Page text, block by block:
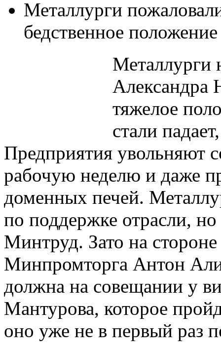
Металлурги
бедственное
Металлурги
Александра
тяжелое
стали
Предприятия увольняют
рабочую неделю и даже
доменных печей.
по поддержке отрасли,
Минтруд. Зато на стороне
Минпромторга Антон
должна на совещании у
Мантурова, которое
оно уже не в первый раз